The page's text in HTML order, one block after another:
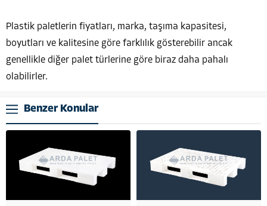
Plastik paletlerin fiyatları, marka, taşıma kapasitesi,
boyutları ve kalitesine göre farklılık gösterebilir ancak
genellikle diğer palet türlerine göre biraz daha pahalı
olabilirler.
Benzer Konular